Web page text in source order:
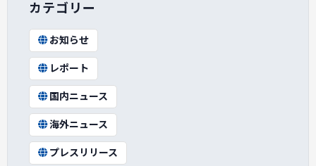
カテゴリー
お知らせ
レポート
国内ニュース
海外ニュース
プレスリリース